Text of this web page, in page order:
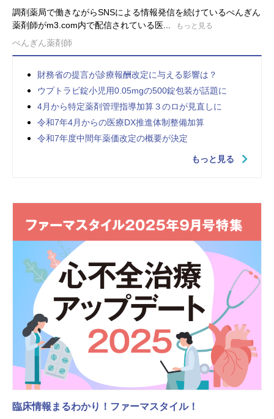
調剤薬局で働きながらSNSによる情報発信を続けているぺんぎん
薬剤師がm3.com内で配信されている医...
もっと見る
ぺんぎん薬剤師
財務省の提言が診療報酬改定に与える影響は？
ウプトラビ錠小児用0.05mgの500錠包装が話題に
4月から特定薬剤管理指導加算３のロが見直しに
令和7年4月からの医療DX推進体制整備加算
令和7年度中間年薬価改定の概要が決定
もっと見る
臨床情報まるわかり！ファーマスタイル！